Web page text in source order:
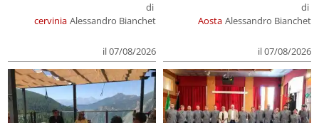
cervinia
di
Alessandro Bianchet
il 07/08/2026
Aosta
di
Alessandro Bianchet
il 07/08/2026